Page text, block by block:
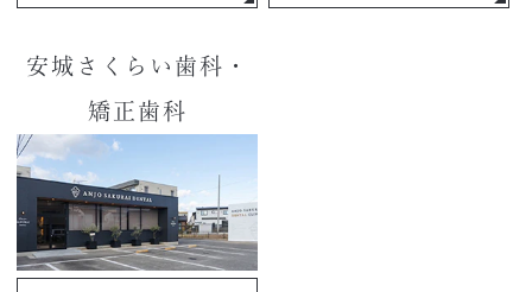
安城さくらい歯科・
矯正歯科